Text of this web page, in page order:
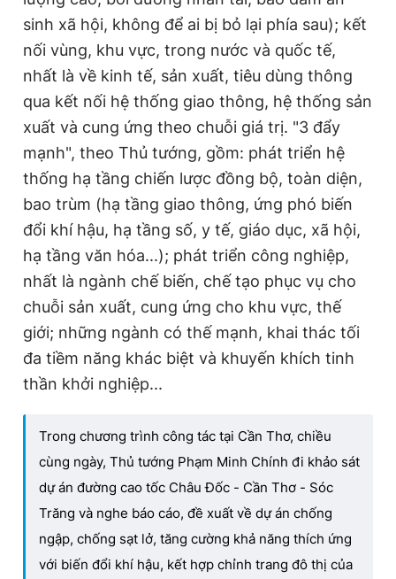
sinh xã hội, không để ai bị bỏ lại phía sau); kết
nối vùng, khu vực, trong nước và quốc tế,
nhất là về kinh tế, sản xuất, tiêu dùng thông
qua kết nối hệ thống giao thông, hệ thống sản
xuất và cung ứng theo chuỗi giá trị. "3 đẩy
mạnh", theo Thủ tướng, gồm: phát triển hệ
thống hạ tầng chiến lược đồng bộ, toàn diện,
bao trùm (hạ tầng giao thông, ứng phó biến
đổi khí hậu, hạ tầng số, y tế, giáo dục, xã hội,
hạ tầng văn hóa...); phát triển công nghiệp,
nhất là ngành chế biến, chế tạo phục vụ cho
chuỗi sản xuất, cung ứng cho khu vực, thế
giới; những ngành có thế mạnh, khai thác tối
đa tiềm năng khác biệt và khuyến khích tinh
thần khởi nghiệp...
Trong chương trình công tác tại Cần Thơ, chiều
cùng ngày, Thủ tướng Phạm Minh Chính đi khảo sát
dự án đường cao tốc Châu Đốc - Cần Thơ - Sóc
Trăng và nghe báo cáo, đề xuất về dự án chống
ngập, chống sạt lở, tăng cường khả năng thích ứng
với biến đổi khí hậu, kết hợp chỉnh trang đô thị của